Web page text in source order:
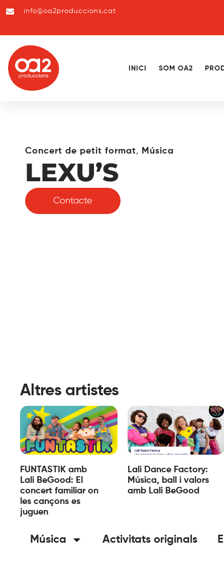
info@oa2produccions.cat
INICI SOM OA2
Concert de petit format, Música
LEXU’S
Contacte
Altres artistes
FUNTASTIK amb
Lali BeGood: El
concert familiar on
les cançons es
juguen
Lali Dance Factory:
Música, ball i valors
amb Lali BeGood
Música Activitats originals